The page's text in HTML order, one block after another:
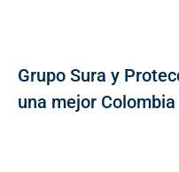
Grupo Sura y
una mejor Colombia